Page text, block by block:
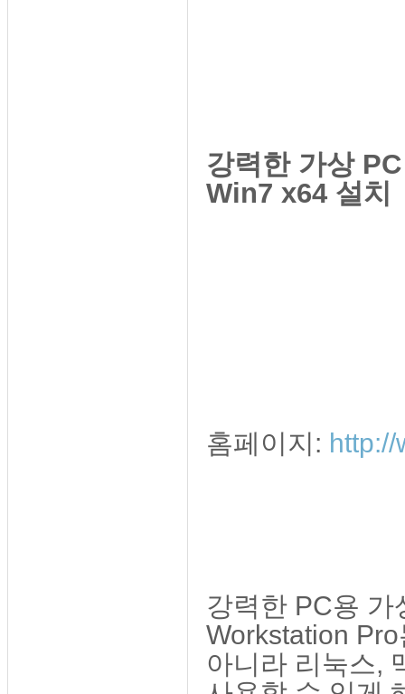
강력한 가상
Win7 x64 설치
홈페이지: http://
강력한 PC용 가
Workstation
아니라 리눅스,